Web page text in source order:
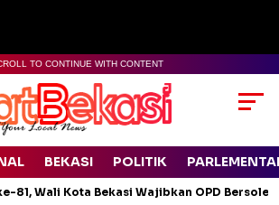
TO CONTINUE WITH CONTENT
BEKASI POLITIK
81, Wali Kota Bekasi Wajibkan OPD Bersolek